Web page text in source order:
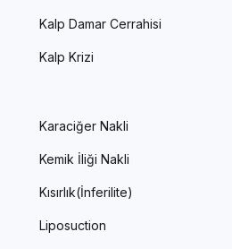
Kalp Damar Cerrahisi
Kalp Krizi
Karaciğer Nakli
Kemik İliği Nakli
Kısırlık(İnferilite)
Liposuction